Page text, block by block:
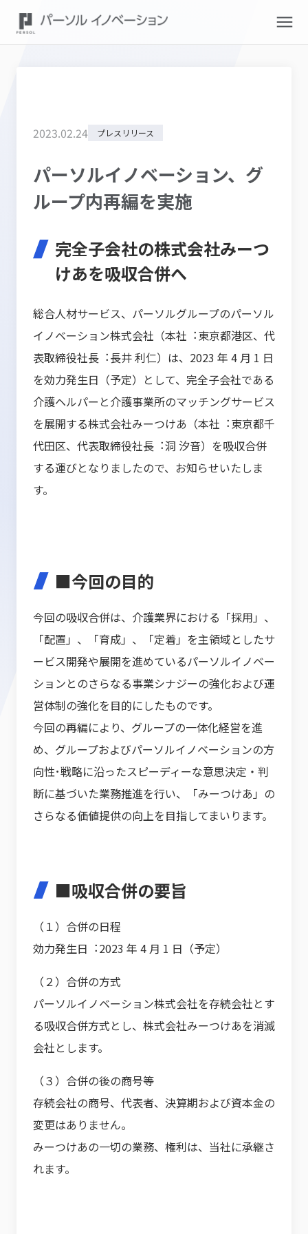
2023.02.24 プレスリリース
パーソルイノベーション、グ
ループ内再編を実施
完全子会社の株式会社みーつ
けあを吸収合併へ
総合人材サービス、パーソルグループのパーソル
イノベーション株式会社（本社︓東京都港区、代
表取締役社長︓長井 利仁）は、2023 年 4 月 1 日
を効力発生日（予定）として、完全子会社である
介護ヘルパーと介護事業所のマッチングサービス
を展開する株式会社みーつけあ（本社︓東京都千
代田区、代表取締役社長︓洞 汐音）を吸収合併
する運びとなりましたので、お知らせいたしま
す。
■今回の目的
今回の吸収合併は、介護業界における「採用」、
「配置」、「育成」、「定着」を主領域としたサ
ービス開発や展開を進めているパーソルイノベー
ションとのさらなる事業シナジーの強化および運
営体制の強化を目的にしたものです。
今回の再編により、グループの一体化経営を進
め、グループおよびパーソルイノベーションの方
向性･戦略に沿ったスピーディーな意思決定・判
断に基づいた業務推進を行い、「みーつけあ」の
さらなる価値提供の向上を目指してまいります。
■吸収合併の要旨
（１）合併の日程
効力発生日︓2023 年 4 月 1 日（予定）
（２）合併の方式
パーソルイノベーション株式会社を存続会社とす
る吸収合併方式とし、株式会社みーつけあを消滅
会社とします。
（３）合併の後の商号等
存続会社の商号、代表者、決算期および資本金の
変更はありません。
みーつけあの一切の業務、権利は、当社に承継さ
れます。